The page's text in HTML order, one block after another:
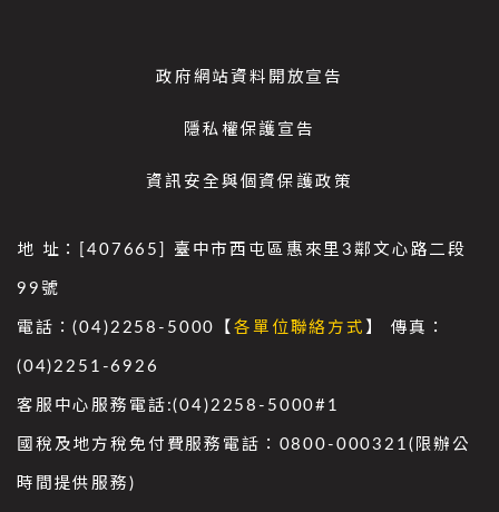
政府網站資料開放宣告
隱私權保護宣告
資訊安全與個資保護政策
地 址：[407665] 臺中市西屯區惠來里3鄰文心路二段
99號
電話：(04)2258-5000【各單位聯絡方式 】 傳真：
(04)2251-6926
客服中心服務電話:(04)2258-5000#1
國稅及地方稅免付費服務電話：0800-000321(限辦公
時間提供服務)